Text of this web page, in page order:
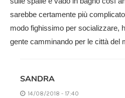
sarebbe certamente più
modo fighissimo per socializzare,
gente camminando per le città del
SANDRA
14/08/2018 - 17:40